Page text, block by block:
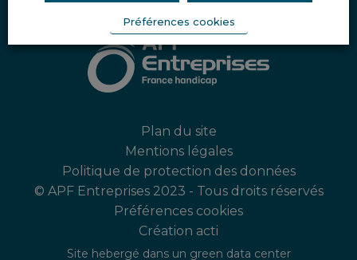
Plan du site
Mentions légales
Politique de protection des données
© APF Entreprises 2023 - Tous droits réservés
Préférences cookies
Création acti
Site hebergé dans un green data center
Préférences cookies